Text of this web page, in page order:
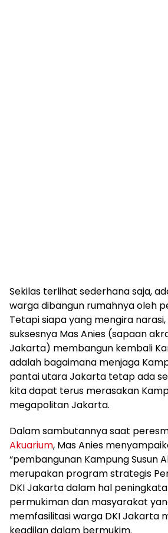
Sekilas terlihat sederhana saja,
warga dibangun rumahnya oleh
Tetapi siapa yang mengira
suksesnya Mas Anies (sapaan
Jakarta) membangun kembali
adalah bagaimana menjaga
pantai utara Jakarta tetap ada
kita dapat terus merasakan
megapolitan Jakarta.
Dalam sambutannya saat
Akuarium, Mas Anies
“pembangunan Kampung Susun
merupakan program strategis
DKI Jakarta dalam hal
permukiman dan masyarakat
memfasilitasi warga DKI Jakarta
keadilan dalam bermukim.